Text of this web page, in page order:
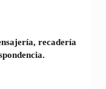
recadería